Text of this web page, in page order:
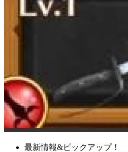
最新情報&ピックアップ！